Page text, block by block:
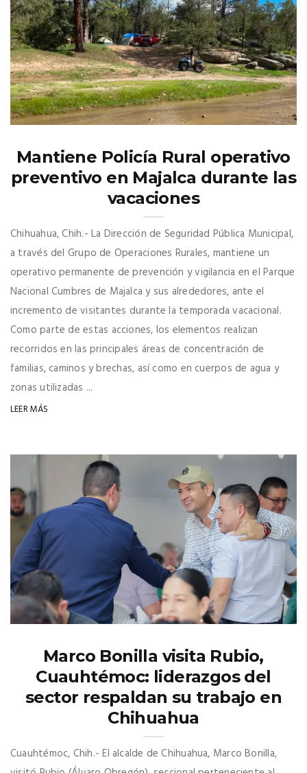
Mantiene Policía Rural operativo
preventivo en Majalca durante las
vacaciones
Chihuahua, Chih.- La Dirección de Seguridad Pública Municipal,
a través del Grupo de Operaciones Rurales, mantiene un
operativo permanente de prevención y vigilancia en el Parque
Nacional Cumbres de Majalca y sus alrededores, ante el
incremento de visitantes durante la temporada vacacional.
Como parte de estas acciones, los elementos realizan
recorridos en las principales áreas de concentración de
familias, caminos y brechas, así como en cuerpos de agua y
zonas utilizadas ...
LEER MÁS
Marco Bonilla visita Rubio,
Cuauhtémoc: liderazgos del
sector respaldan su trabajo en
Chihuahua
Cuauhtémoc, Chih.- El alcalde de Chihuahua, Marco Bonilla,